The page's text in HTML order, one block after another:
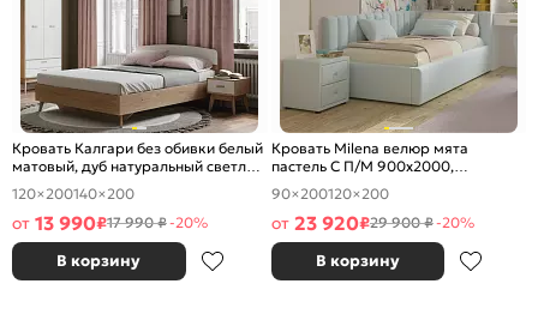
Кровать Калгари без обивки белый
матовый, дуб натуральный светлый
1400x2000, изголовье жесткое
120×200140×200
от 13 990₽17 990 ₽-20%
В корзину
Кровать Milena велюр мята
пастель С П/М 900x2000,
ортопедическое основание,
изголовье мягкое
90×200120×200
от 23 920₽29 900 ₽-20%
В корзину